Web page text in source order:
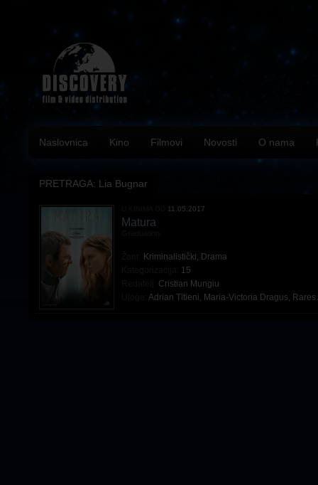
Naslovnica Kino Filmovi Novosti O nama
PRETRAGA: Lia Bugnar
11.05.2017
Matura
Kriminalistički, Drama
15
Cristian Mungiu
Adrian Titieni, Maria-Victoria Dragus,